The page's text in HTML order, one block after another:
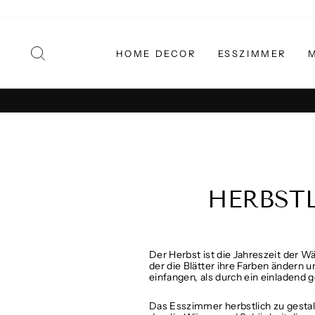
HOME DECOR ESSZIMMER
Der Herbst ist die Jahreszeit der
der die Blätter ihre Farben ändern
einfangen, als durch ein einladend
Das Esszimmer herbstlich zu